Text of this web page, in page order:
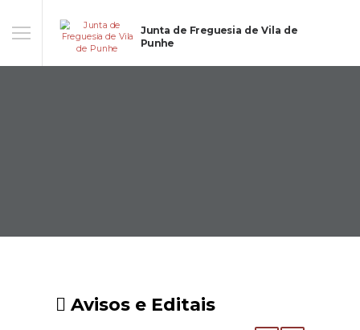
Junta de Freguesia de Vila de
Punhe
Avisos e Editais